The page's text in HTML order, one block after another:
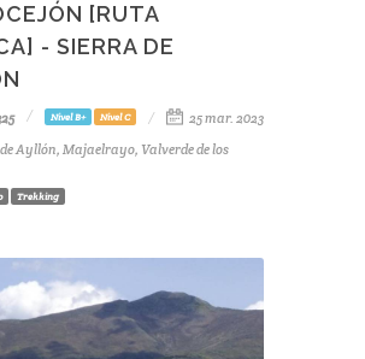
[RUTA
- SIERRA DE
Nivel B+ Nivel C
25 mar. 2023
Ayllón, Majaelrayo, Valverde de los
Trekking